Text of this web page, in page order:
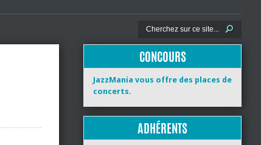
CONCOURS
JazzMania vous offre des places de
concerts.
ADHÉRENTS